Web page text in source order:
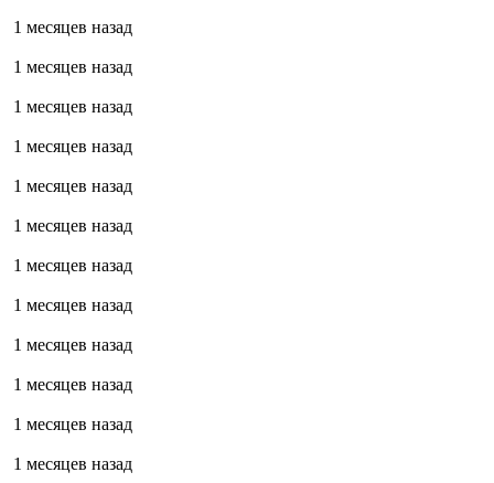
1 месяцев назад
1 месяцев назад
1 месяцев назад
1 месяцев назад
1 месяцев назад
1 месяцев назад
1 месяцев назад
1 месяцев назад
1 месяцев назад
1 месяцев назад
1 месяцев назад
1 месяцев назад